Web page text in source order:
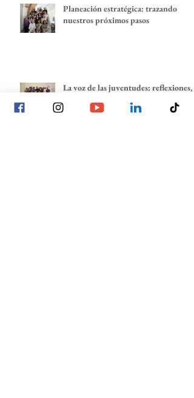
Planeación estratégica: trazando
nuestros próximos pasos
La voz de las juventudes: reflexiones,
nuestra red.